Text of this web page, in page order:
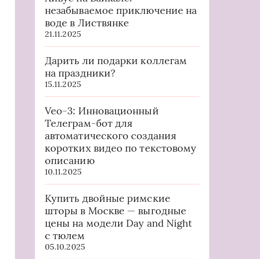
незабываемое приключение на
воде в Листвянке
21.11.2025
Дарить ли подарки коллегам
на праздники?
15.11.2025
Veo-3: Инновационный
Телеграм-бот для
автоматического создания
коротких видео по текстовому
описанию
10.11.2025
Купить двойные римские
шторы в Москве — выгодные
цены на модели Day and Night
с тюлем
05.10.2025